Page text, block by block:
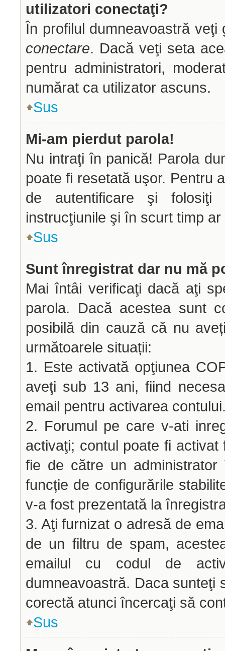
utilizatori conectaţi?
În profilul dumneavoastră
conectare. Dacă veţi seta
pentru administratori,
numărat ca utilizator ascuns.
Sus
Mi-am pierdut parola!
Nu intraţi în panică! Parola
poate fi resetată uşor. Pentru
de autentificare şi
instrucţiunile şi în scurt timp
Sus
Sunt înregistrat dar nu mă
Mai întâi verificaţi dacă aţi
parola. Dacă acestea sunt
posibilă din cauză că nu
următoarele situații:
1. Este activată opţiunea
aveţi sub 13 ani, fiind
email pentru activarea
2. Forumul pe care v-ati
activaţi; contul poate fi
fie de către un
funcție de configurările
v-a fost prezentată la
3. Aţi furnizat o adresă de
de un filtru de spam,
emailul cu codul de
dumneavoastră. Daca sunteţi
corectă atunci încercaţi să
Sus